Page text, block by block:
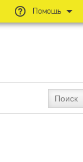
Помощь